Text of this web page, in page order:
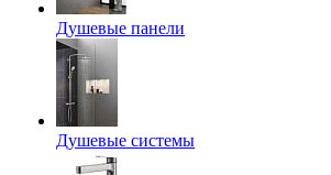
Душевые панели
Душевые системы